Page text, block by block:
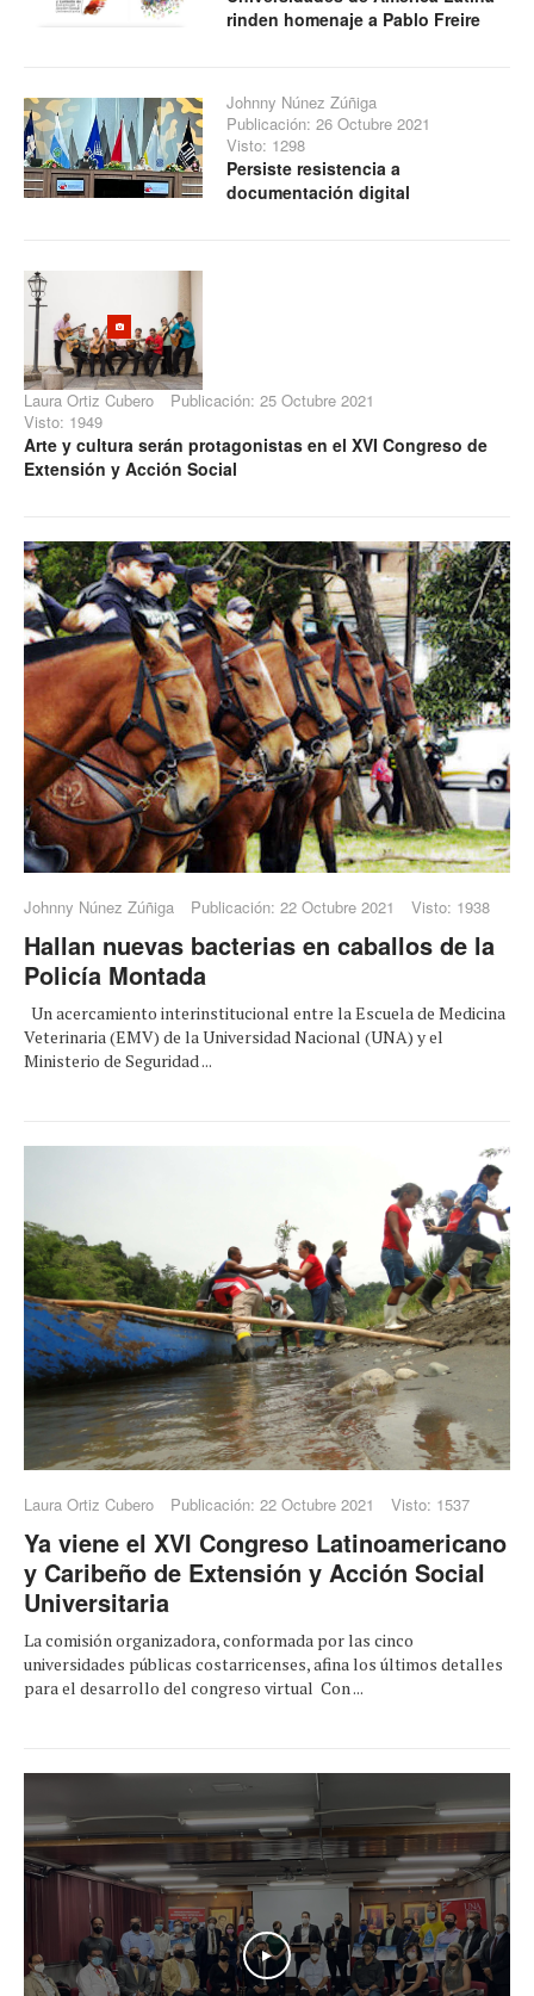
rinden homenaje a Pablo Freire
Johnny Núnez Zúñiga
Publicación: 26 Octubre 2021
Visto: 1298
Persiste resistencia a
documentación digital
Laura Ortiz Cubero
Publicación: 25 Octubre 2021
Visto: 1949
Arte y cultura serán protagonistas en el XVI Congreso de
Extensión y Acción Social
Johnny Núnez Zúñiga Publicación: 22 Octubre 2021 Visto: 1938
Hallan nuevas bacterias en caballos de la
Policía Montada
Un acercamiento interinstitucional entre la Escuela de Medicina
Veterinaria (EMV) de la Universidad Nacional (UNA) y el
Ministerio de Seguridad ...
Laura Ortiz Cubero Publicación: 22 Octubre 2021 Visto: 1537
Ya viene el XVI Congreso Latinoamericano
y Caribeño de Extensión y Acción Social
Universitaria
La comisión organizadora, conformada por las cinco
universidades públicas costarricenses, afina los últimos detalles
para el desarrollo del congreso virtual Con ...
Play